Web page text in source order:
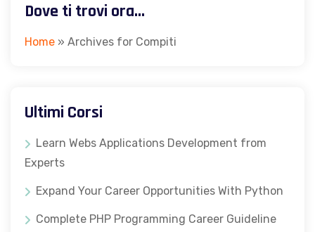
Dove ti trovi ora…
Home » Archives for Compiti
Ultimi Corsi
Learn Webs Applications Development from
Experts
Expand Your Career Opportunities With Python
Complete PHP Programming Career Guideline